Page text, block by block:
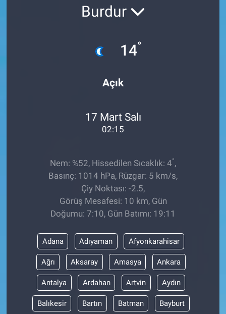
Burdur
14°
Açık
17 Mart Salı
02:15
Nem: %52, Hissedilen Sıcaklık: 4°,
Basınç: 1014 hPa, Rüzgar: 5 km/s,
Çiy Noktası: -2.5,
Görüş Mesafesi: 10 km, Gün
Doğumu: 7:10, Gün Batımı: 19:11
Adana Adıyaman Afyonkarahisar
Ağrı Aksaray Amasya Ankara
Antalya Ardahan Artvin Aydın
Balıkesir Bartın Batman Bayburt
Ege'den Esintiler
Gün Başlıyor
Gün Bitiyor
Gündem Özel
Günün görüntüsü
Haber